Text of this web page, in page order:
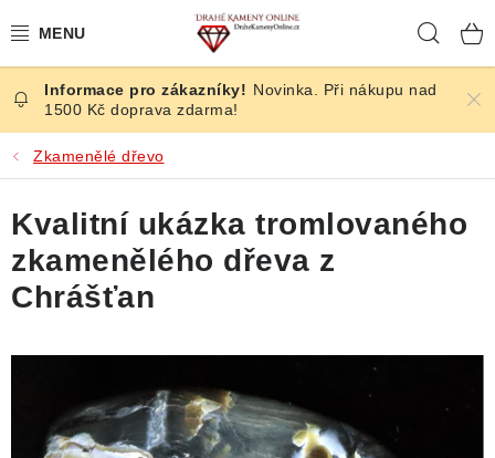
na
ČESKÉ KAMENY
ŠPERKY
KAMENY ZE SVĚTA
BROUŠENÉ
KRYSTALY
Novinka. Při nákupu nad
1500 Kč doprava zdarma!
Zkamenělé dřevo
Kvalitní ukázka tromlovaného
zkamenělého dřeva z
Chrášťan